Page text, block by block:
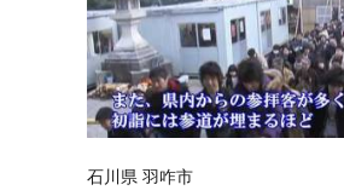
石川県 羽咋市